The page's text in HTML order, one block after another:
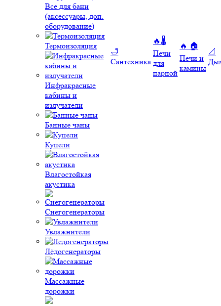
Все для бани
(аксессуары, доп.
оборудование)
Термоизоляция
Инфракрасные
кабины и
излучатели
Банные чаны
Купели
Влагостойкая
акустика
Снегогенераторы
Увлажнители
Лёдогенераторы
Массажные
дорожки
🛁
Сантехника
🔥🌡️
Печи
для
парной
🔥 🏠
Печи и
камины
📐